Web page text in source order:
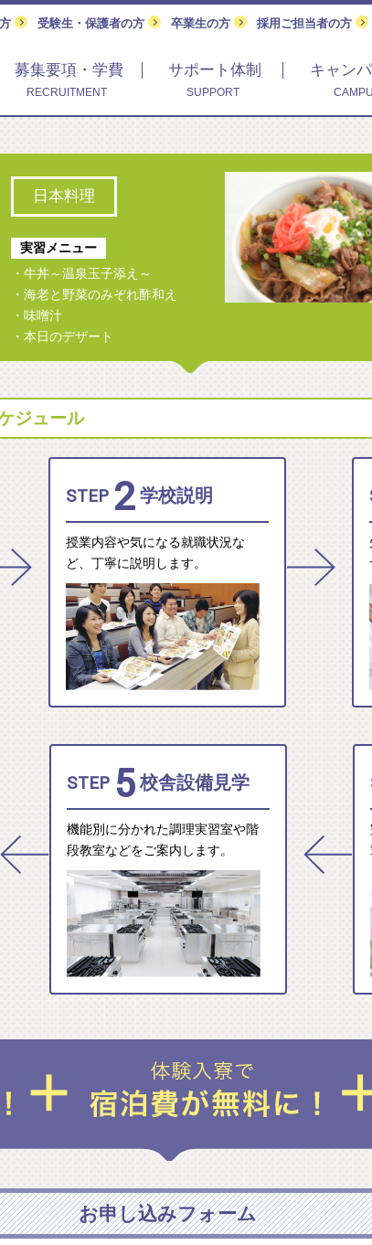
方 受験生・保護者の方 卒業生の方 採用ご担当者の方
募集要項・学費
RECRUITMENT
サポート体制
SUPPORT
キャン
日本料理
実習メニュー
・牛丼～温泉玉子添え～
・海老と野菜のみぞれ酢和え
・味噌汁
・本日のデザート
ジュール
STEP 2 学校説明
授業内容や気になる就職状況な
ど、丁寧に説明します。
STEP 5 校舎設備見学
機能別に分かれた調理実習室や階
段教室などをご案内します。
お申し込みフォーム